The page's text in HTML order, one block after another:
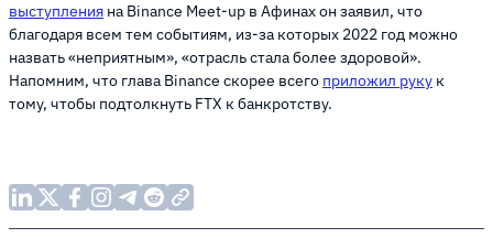
выступления на Binance Meet-up в Афинах он заявил, что
благодаря всем тем событиям, из-за которых 2022 год можно
назвать «неприятным», «отрасль стала более здоровой».
Напомним, что глава Binance скорее всего приложил руку к
тому, чтобы подтолкнуть FTX к банкротству.